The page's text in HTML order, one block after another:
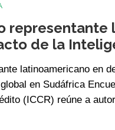
representante
de la
latinoamericano en
en Sudáfrica
(ICCR) reúne a